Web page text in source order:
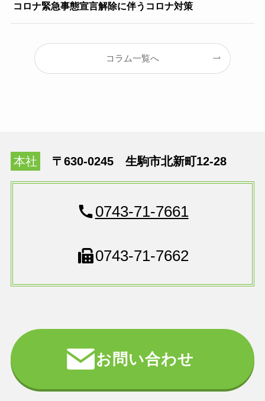
コロナ緊急事態宣言解除に伴うコロナ対策
コラム一覧へ
本社 〒630-0245 生駒市北新町12-28
0743-71-7661
0743-71-7662
お問い合わせ